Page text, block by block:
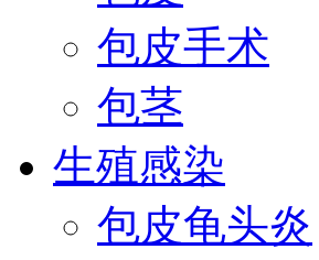
包皮手术
包茎
生殖感染
包皮龟头炎